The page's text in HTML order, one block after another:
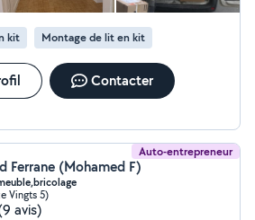
kit Montage de lit en kit
Contacter
Auto-entrepreneur
Ferrane (Mohamed F)
Vingts 5)
avis)